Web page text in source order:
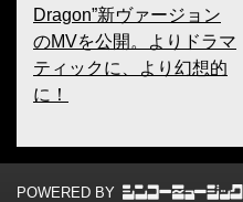
Dragon”新ヴァージョン
のMVを公開。よりドラマ
ティックに、より幻想的
に！
POWERED BY